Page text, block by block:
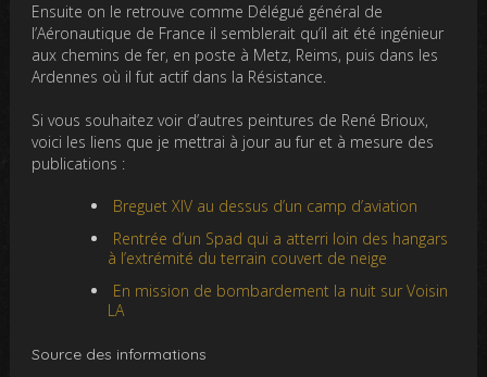
Ensuite on le retrouve comme Délégué général de
l’Aéronautique de France il semblerait qu’il ait été ingénieur
aux chemins de fer, en poste à Metz, Reims, puis dans les
Ardennes où il fut actif dans la Résistance.
Si vous souhaitez voir d’autres peintures de René Brioux,
voici les liens que je mettrai à jour au fur et à mesure des
publications :
Breguet XIV au dessus d’un camp d’aviation
Rentrée d’un Spad qui a atterri loin des hangars
à l’extrémité du terrain couvert de neige
En mission de bombardement la nuit sur Voisin
LA
Source des informations